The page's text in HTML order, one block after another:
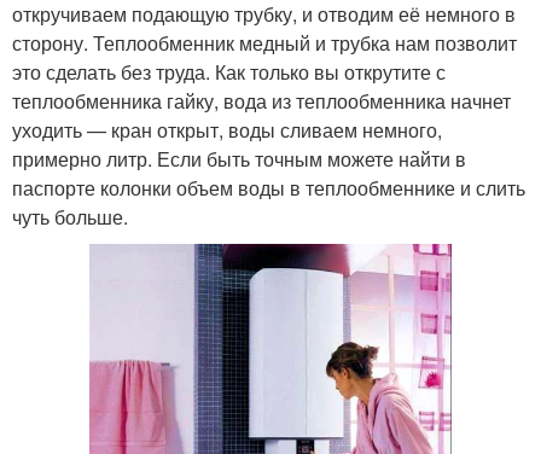
откручиваем подающую трубку, и отводим её немного в
сторону. Теплообменник медный и трубка нам позволит
это сделать без труда. Как только вы открутите с
теплообменника гайку, вода из теплообменника начнет
уходить — кран открыт, воды сливаем немного,
примерно литр. Если быть точным можете найти в
паспорте колонки объем воды в теплообменнике и слить
чуть больше.